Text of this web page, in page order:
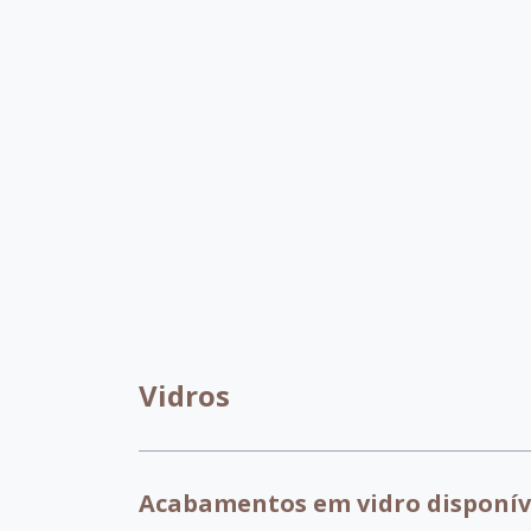
Vidros
Acabamentos em vidro